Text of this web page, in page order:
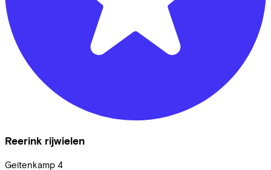
Reerink rijwielen
Geitenkamp 4